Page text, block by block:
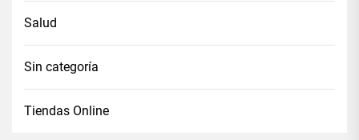
Salud
Sin categoría
Tiendas Online